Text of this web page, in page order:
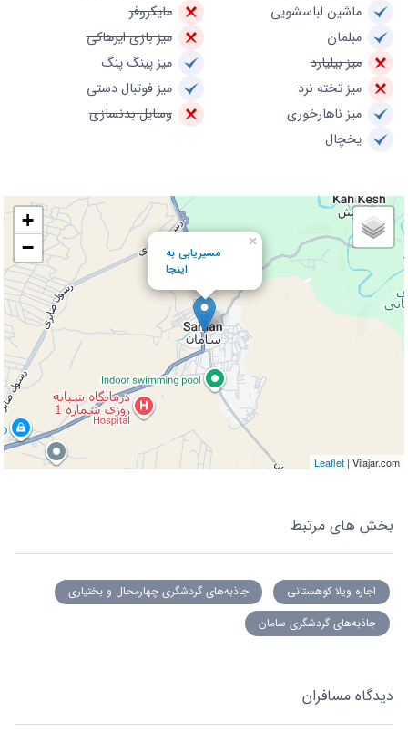
ماشین لباسشویی
مایکروفر
مبلمان
میز بازی ایرهاکی
میز بیلیارد
میز پینگ پنگ
میز تخته نرد
میز فوتبال دستی
میز ناهارخوری
وسایل بدنسازی
یخچال
مسیریابی به
اینجا
×
+
−
Leaflet | Vilajar.com
بخش های مرتبط
اجاره ویلا کوهستانی
جاذبه‌های گردشگری چهارمحال و بختیاری
جاذبه‌های گردشگری سامان
دیدگاه مسافران